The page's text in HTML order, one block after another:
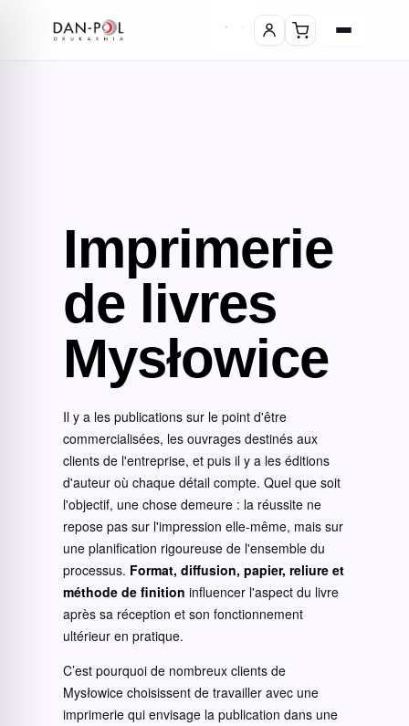
Imprimerie
de livres
Mysłowice
Il y a les publications sur le point d'être
commercialisées, les ouvrages destinés aux
clients de l'entreprise, et puis il y a les éditions
d'auteur où chaque détail compte. Quel que soit
l'objectif, une chose demeure : la réussite ne
repose pas sur l'impression elle-même, mais sur
une planification rigoureuse de l'ensemble du
processus. Format, diffusion, papier, reliure et
méthode de finition influencer l'aspect du livre
après sa réception et son fonctionnement
ultérieur en pratique.
C’est pourquoi de nombreux clients de
Mysłowice choisissent de travailler avec une
imprimerie qui envisage la publication dans une